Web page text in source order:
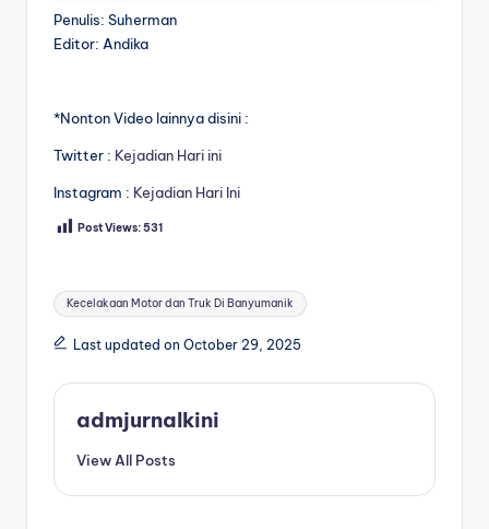
Penulis: Suherman
Editor: Andika
*Nonton Video lainnya disini :
Twitter : Kejadian Hari ini
Instagram : Kejadian Hari Ini
Post Views:531
Tags:
Kecelakaan Motor dan Truk Di Banyumanik
Last updated on October 29, 2025
admjurnalkini
View All Posts